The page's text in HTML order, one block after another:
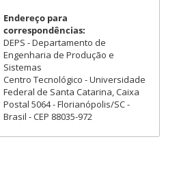
Endereço para
correspondências:
DEPS - Departamento de
Engenharia de Produção e
Sistemas
Centro Tecnológico - Universidade
Federal de Santa Catarina, Caixa
Postal 5064 - Florianópolis/SC -
Brasil - CEP 88035-972